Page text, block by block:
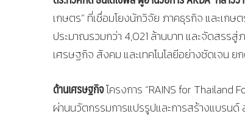
เกษตร” ที่เชื่อมโยงนักวิจัย ภาคธุรกิจ และเก
ประมาณรวมกว่า 4,021 ล้านบาท และจัดสรร
เศรษฐกิจ สังคม และเทคโนโลยีอย่างชัดเจน ย
ด้านเศรษฐกิจโครงการ “RAINS for
ผ่านนวัตกรรมการแปรรูปและการสร้างแบรนด์